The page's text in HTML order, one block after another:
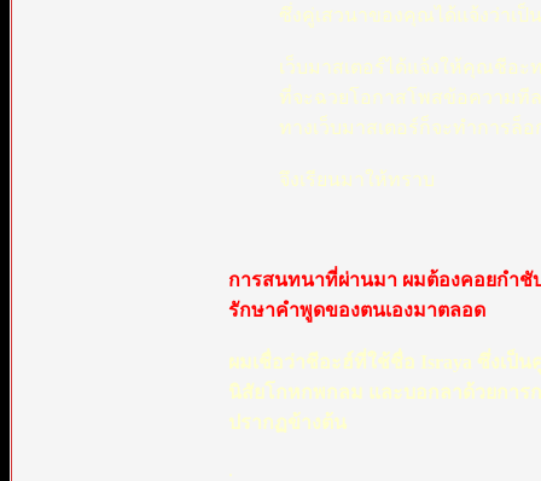
ซึ่งคู่เสวนาของคุณได้แจ้งว่าเป็
เว็บมาสเตอร์ได้แจ้งให้คุณชีอ
ที่จะฉวยโอกาสโพสข้อความที
ทางเว็บมาสเตอร์ก็จะทำการล็
จึงเรียนมาให้ทราบ
การสนทนาที่ผ่านมา ผมต้องคอยกำชั
รักษาคำพูดของตนเองมาตลอด
ผมเชื่อว่าชีอะฮ์ที่ใช้ชื่อ Israya ซึ่งเ
นิสัยโกหกพกลม และบอกลาด้วยการ
ปรากฏข้างต้น
.